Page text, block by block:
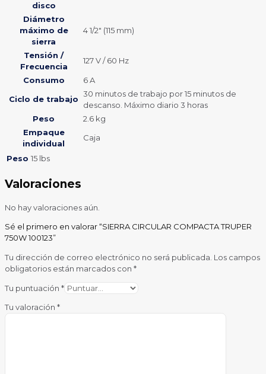
disco
Diámetro
máximo de
sierra
4 1/2″ (115 mm)
Tensión /
Frecuencia
127 V / 60 Hz
Consumo
6 A
Ciclo de trabajo
30 minutos de trabajo por 15 minutos de
descanso. Máximo diario 3 horas
Peso
2.6 kg
Empaque
individual
Caja
Peso 15 lbs
Valoraciones
No hay valoraciones aún.
Sé el primero en valorar “SIERRA CIRCULAR COMPACTA TRUPER
750W 100123”
Tu dirección de correo electrónico no será publicada. Los campos
obligatorios están marcados con *
Tu puntuación *
Tu valoración *